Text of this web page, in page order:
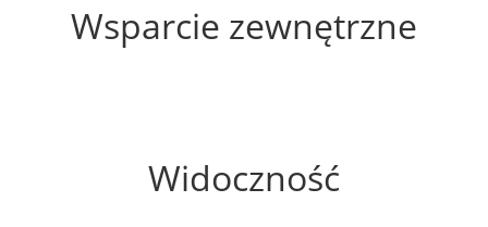
Wsparcie zewnętrzne
Widoczność